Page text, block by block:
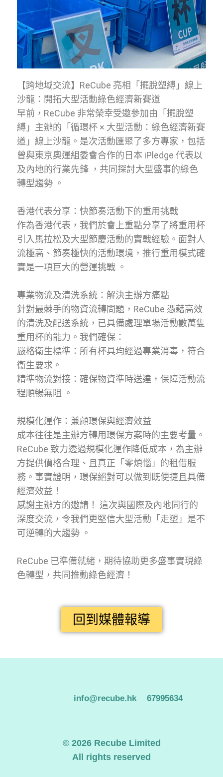
【跨地域交流】ReCube 亮相「擺脫塑縛」線上
沙龍：開拓大型活動綠色經濟新賽道
早前，ReCube 非常榮幸受邀參加由「擺脫塑
縛」主辦的「循環杯 × 大型活動：綠色經濟新賽
道」線上沙龍。是次活動匯聚了多方專家，包括
曾與東京奧運組委會合作的日本 iPledge 代表以
及內地的行業先鋒 ，共同探討大型盛事的綠色
轉型趨勢 。
香港代表分享：快節奏活動下的重用挑戰
作為香港代表，我們於會上重點分享了將重用杯
引入馬拉松及大型節慶活動的實戰經驗。面對人
流極高、節奏極快的活動環境，推行重用模式確
實是一項巨大的營運挑戰 。
專業物流及清洗系統：解決主辦方痛點
針對最棘手的物資流轉問題，ReCube 憑藉高效
的清洗及配送系統，已具備處理單場活動數萬隻
重用杯的能力。我們確保：
嚴格衛生標準：所有杯具均經過專業消毒，符合
衞生要求。
精準物流對接：確保物資準時送達，保障活動流
程順暢無阻
。
規模化運作：兼顧環保與經濟效益
成本往往是主辦方轉用環保方案時的主要考量。
ReCube 致力透過規模化運作降低成本，為主辦
方提供價格合理、且真正「零煩惱」的租借服
務。事實證明，環保絕對可以做到既便捷且具備
經濟效益！
感謝主辦方的邀請！ 這次與國際及內地同行的
深度交流，令我們更堅信大型活動「走塑」是不
可逆轉的大趨勢 。
ReCube 已準備就緒，期待協助更多盛事實現綠
色轉型，共同推動綠色經濟！
回到媒體報導
info@recube.hk 67995634
© 2026 Recube Limited
All rights reserved